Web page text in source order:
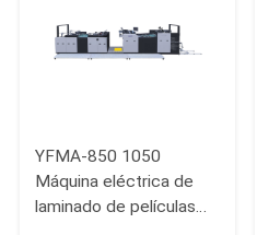
ÉNTRENOS
CON
YFMA-850 1050
Máquina eléctrica de
laminado de películas